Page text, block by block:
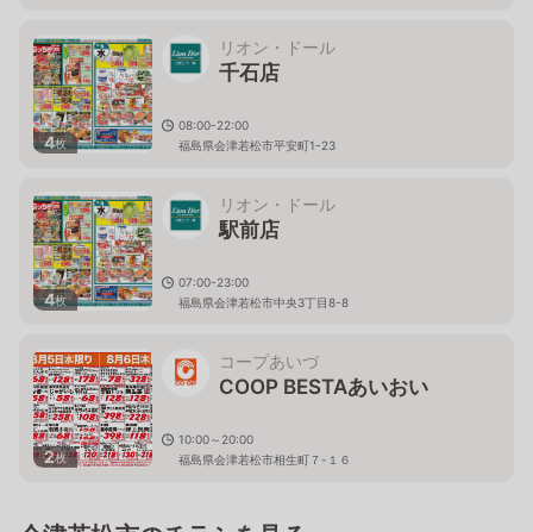
4枚
リオン・ドール
千石店
08:00-22:00
福島県会津若松市平安町1-23
4枚
リオン・ドール
駅前店
07:00-23:00
福島県会津若松市中央3丁目8-8
2枚
コープあいづ
COOP BESTAあいおい
10:00～20:00
福島県会津若松市相生町７-１６